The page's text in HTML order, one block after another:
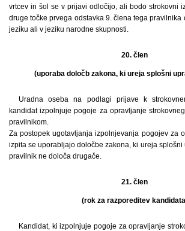
vrtcev in šol se v prijavi odločijo, ali bodo strokovni
druge točke prvega odstavka 9. člena tega pravilnika
jeziku ali v jeziku narodne skupnosti.
20. člen
(uporaba določb zakona, ki ureja splošni
Uradna oseba na podlagi prijave k
kandidat izpolnjuje pogoje za opravljanje
pravilnikom.
Za postopek ugotavljanja izpolnjevanja pogojev za
izpita se uporabljajo določbe zakona, ki ureja splošni
pravilnik ne določa drugače.
21. člen
(rok za razporeditev
Kandidat, ki izpolnjuje pogoje za opravljanje